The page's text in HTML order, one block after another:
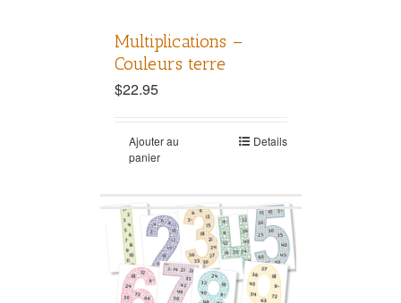
Multiplications –
Couleurs terre
$22.95
Ajouter au
panier
Details